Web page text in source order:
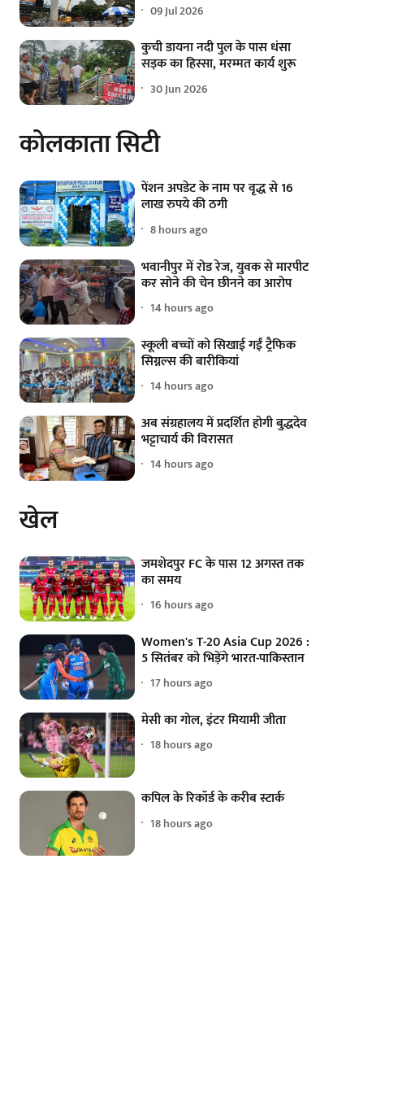
09 Jul 2026
कुची डायना नदी पुल के पास धंसा
सड़क का हिस्सा, मरम्मत कार्य शुरू
30 Jun 2026
कोलकाता सिटी
पेंशन अपडेट के नाम पर वृद्ध से 16
लाख रुपये की ठगी
8 hours ago
भवानीपुर में रोड रेज, युवक से मारपीट
कर सोने की चेन छीनने का आरोप
14 hours ago
स्कूली बच्चों को सिखाई गईं ट्रैफिक
सिग्नल्स की बारीकियां
14 hours ago
अब संग्रहालय में प्रदर्शित होगी बुद्धदेव
भट्टाचार्य की विरासत
14 hours ago
खेल
जमशेदपुर FC के पास 12 अगस्त तक
का समय
16 hours ago
Women's T-20 Asia Cup 2026 :
5 सितंबर को भिड़ेंगे भारत-पाकिस्तान
17 hours ago
मेसी का गोल, इंटर मियामी जीता
18 hours ago
कपिल के रिकॉर्ड के करीब स्टार्क
18 hours ago